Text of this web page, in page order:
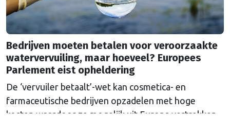
Bedrijven moeten betalen voor veroorzaakte
watervervuiling, maar hoeveel? Europees
Parlement eist opheldering
De ‘vervuiler betaalt’-wet kan cosmetica- en
farmaceutische bedrijven opzadelen met hoge
kosten waardoor ze mogelijk uit Europa vertrekken.